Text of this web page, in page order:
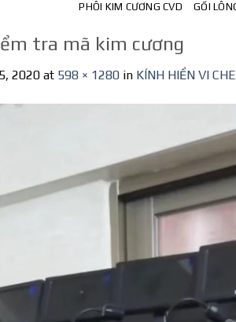
PHÔI KIM CƯƠNG CVD GỐI
tra mã kim cương
2020 at 598 × 1280 in KÍNH HIỂN VI